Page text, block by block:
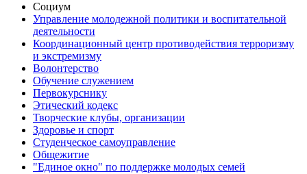
Социум
Управление молодежной политики и воспитательной
деятельности
Координационный центр противодействия терроризму
и экстремизму
Волонтерство
Обучение служением
Первокурснику
Этический кодекс
Творческие клубы, организации
Здоровье и спорт
Студенческое самоуправление
Общежитие
"Единое окно" по поддержке молодых семей